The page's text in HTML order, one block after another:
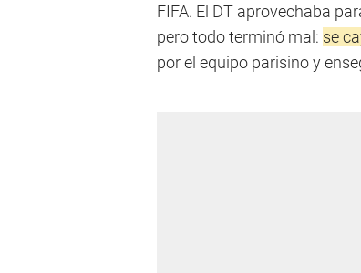
FIFA. El DT aprovechaba
pero todo terminó mal: se
por el equipo parisino y